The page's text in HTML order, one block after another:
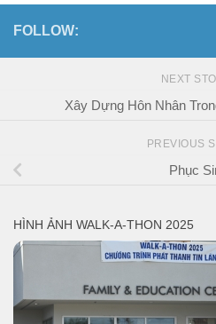
FOLLOW:
NEXT
Xây Dựng Hôn Nhân
PREVIOUS
Phục
HÌNH ẢNH WALK-A-THON 2025